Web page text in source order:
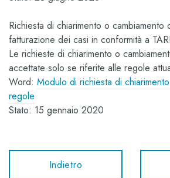
Richiesta di chiarimento o
fatturazione dei casi in conformità a
Le richieste di chiarimento o
accettate solo se riferite alle regole
Word: Modulo di richiesta di
regole
Stato: 15 gennaio 2020
Indietro